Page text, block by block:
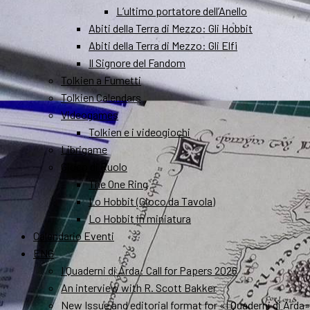
L’ultimo portatore dell’Anello
Abiti della Terra di Mezzo: Gli Hobbit
Abiti della Terra di Mezzo: Gli Elfi
Il Signore del Fandom
Tolkien a Fumetti
Tolkien Calendars
Videogames
Tolkien e i videogiochi
Librigame
Gioco di Ruolo
The One Ring
Lo Hobbit (Gioco da Tavola)
Lo Hobbit in miniatura
Calendario Eventi
ENG
I Quaderni di Arda: Call for Papers 2026
An interview with R. Scott Bakker
New Issue and editorial format for «I Quaderni di Arda»